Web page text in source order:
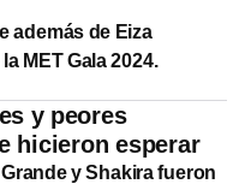
además de Eiza
MET Gala 2024.
y peores
hicieron esperar
y Shakira fueron